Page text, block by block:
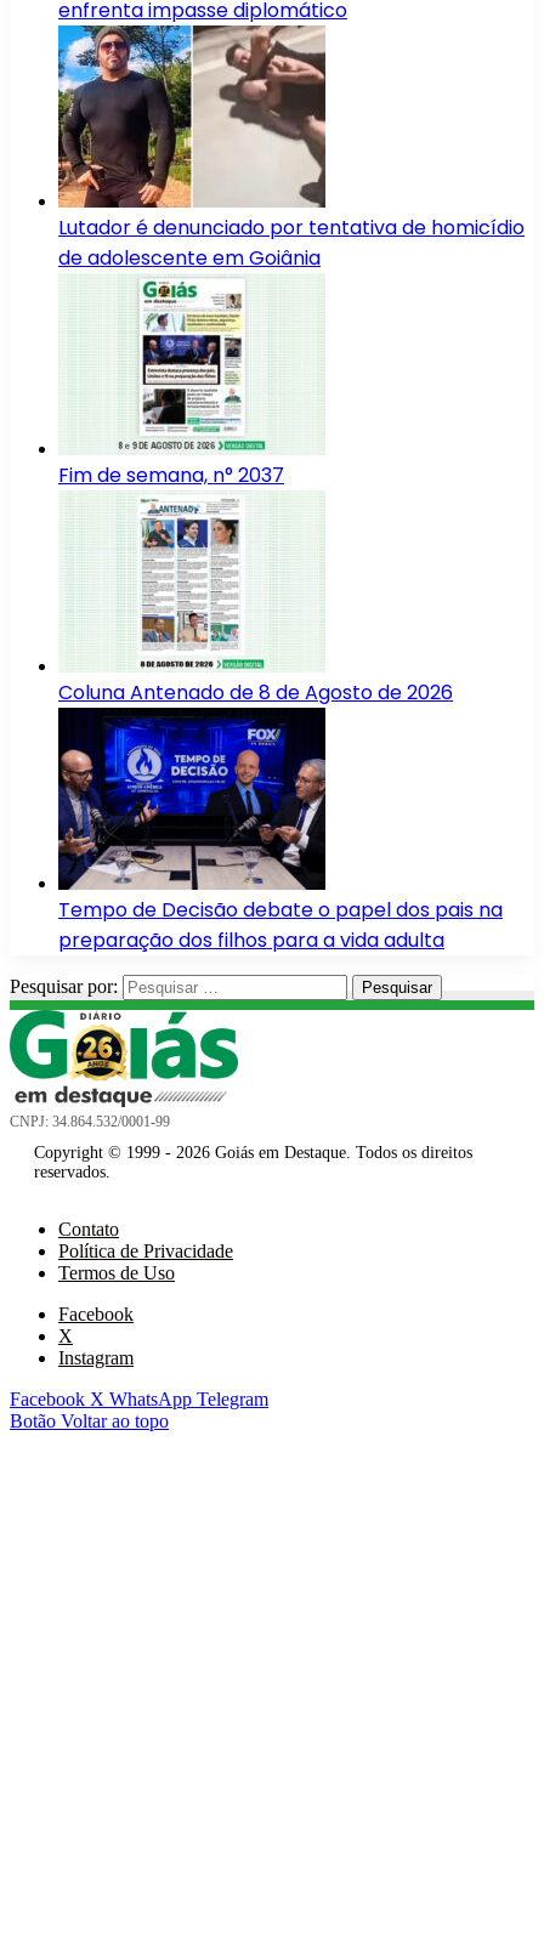
enfrenta impasse diplomático
Lutador é denunciado por tentativa de homicídio
de adolescente em Goiânia
Fim de semana, n° 2037
Coluna Antenado de 8 de Agosto de 2026
Tempo de Decisão debate o papel dos pais na
preparação dos filhos para a vida adulta
Pesquisar por:
CNPJ: 34.864.532/0001-99
Copyright © 1999 - 2026 Goiás em Destaque. Todos os direitos
reservados.
Contato
Política de Privacidade
Termos de Uso
Facebook
X
Instagram
Facebook X WhatsApp Telegram
Botão Voltar ao topo